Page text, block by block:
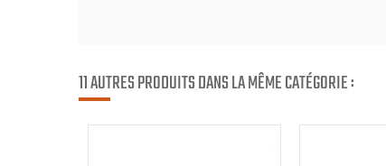
11 AUTRES PRODUITS DANS LA MÊME CATÉGORIE :